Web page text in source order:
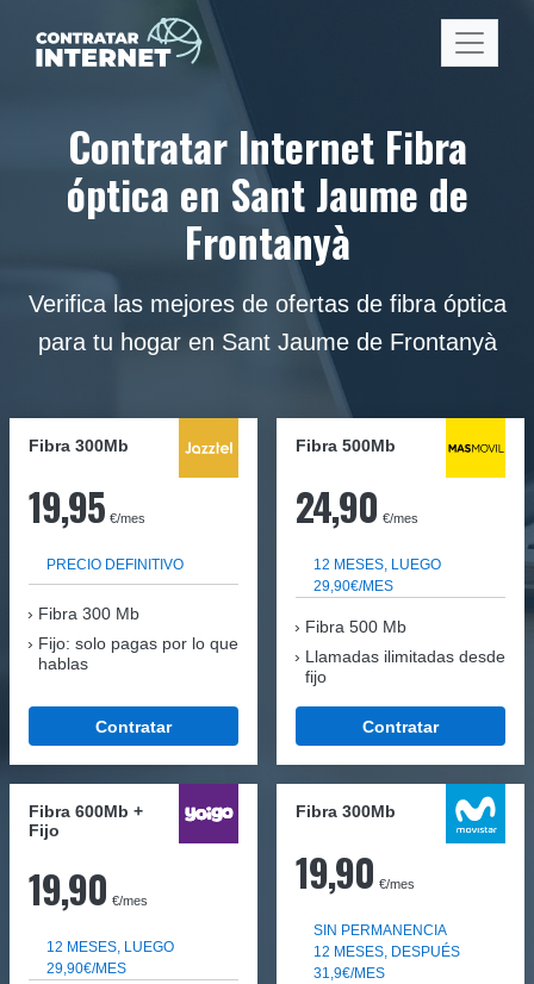
Contratar Internet Fibra
óptica en Sant Jaume de
Frontanyà
Verifica las mejores de ofertas de fibra óptica
para tu hogar en Sant Jaume de Frontanyà
Fibra 300Mb
19,95 €/mes
PRECIO DEFINITIVO
Fibra 300 Mb
Fijo: solo pagas por lo que
hablas
Contratar
Fibra 500Mb
24,90 €/mes
12 MESES, LUEGO
29,90€/MES
Fibra 500 Mb
Llamadas ilimitadas desde
fijo
Contratar
Fibra 600Mb +
Fijo
19,90 €/mes
12 MESES, LUEGO
29,90€/MES
Fibra 300Mb
19,90 €/mes
SIN PERMANENCIA
12 MESES, DESPUÉS
31,9€/MES